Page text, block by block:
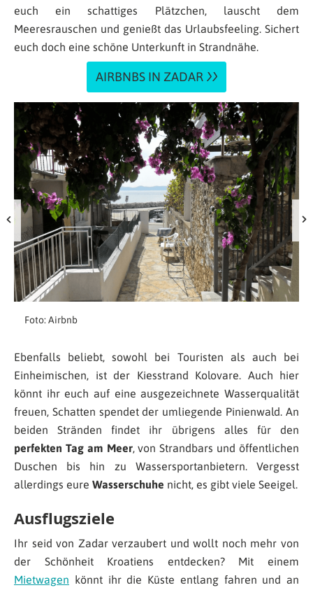
euch ein schattiges Plätzchen, lauscht dem
Meeresrauschen und genießt das Urlaubsfeeling. Sichert
euch doch eine schöne Unterkunft in Strandnähe.
AIRBNBS IN ZADAR
Foto: Airbnb
Ebenfalls beliebt, sowohl bei Touristen als auch bei
Einheimischen, ist der Kiesstrand Kolovare. Auch hier
könnt ihr euch auf eine ausgezeichnete Wasserqualität
freuen, Schatten spendet der umliegende Pinienwald. An
beiden Stränden findet ihr übrigens alles für den
perfekten Tag am Meer, von Strandbars und öffentlichen
Duschen bis hin zu Wassersportanbietern. Vergesst
allerdings eure Wasserschuhe nicht, es gibt viele Seeigel.
Ausflugsziele
Ihr seid von Zadar verzaubert und wollt noch mehr von
der Schönheit Kroatiens entdecken? Mit einem
Mietwagen könnt ihr die Küste entlang fahren und an